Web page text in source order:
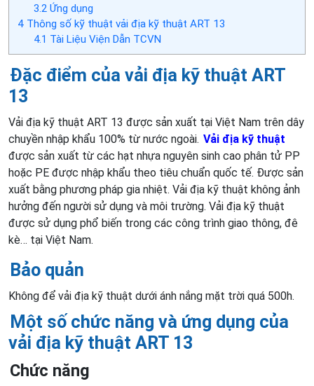
3.2Ứng dụng
4 Thông số kỹ thuật vải địa kỹ thuật ART 13
4.1 Tài Liệu Viện Dẫn TCVN
Đặc điểm của vải địa kỹ thuật ART
13
Vải địa kỹ thuật ART 13 được sản xuất tại Việt Nam trên dây
chuyền nhập khẩu 100% từ nước ngoài. Vải địa kỹ thuật
được sản xuất từ các hạt nhựa nguyên sinh cao phân tử PP
hoặc PE được nhập khẩu theo tiêu chuẩn quốc tế. Được sản
xuất bằng phương pháp gia nhiệt. Vải địa kỹ thuật không ảnh
hưởng đến người sử dụng và môi trường. Vải địa kỹ thuật
được sử dụng phổ biến trong các công trình giao thông, đê
kè… tại Việt Nam.
Bảo quản
Không để vải địa kỹ thuật dưới ánh nắng mặt trời quá 500h.
Một số chức năng và ứng dụng của
vải địa kỹ thuật ART 13
Chức năng